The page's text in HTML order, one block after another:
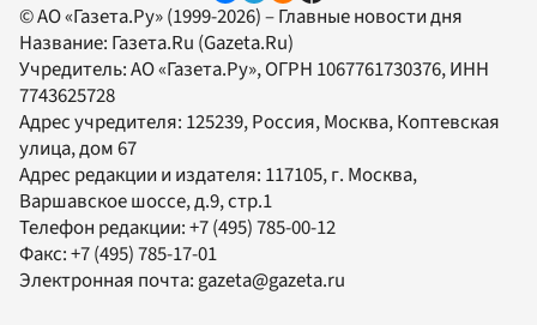
© АО «Газета.Ру» (1999-2026) – Главные новости дня
Название: Газета.Ru (Gazeta.Ru)
Учредитель:АО «Газета.Ру», ОГРН 1067761730376, ИНН
7743625728
Адрес учредителя: 125239, Россия, Москва, Коптевская
улица, дом 67
Адрес редакции и издателя: 117105, г. Москва,
Варшавское шоссе, д.9, стр.1
Телефон редакции:+7 (495) 785-00-12
Факс:+7 (495) 785-17-01
Электронная почта: gazeta@gazeta.ru